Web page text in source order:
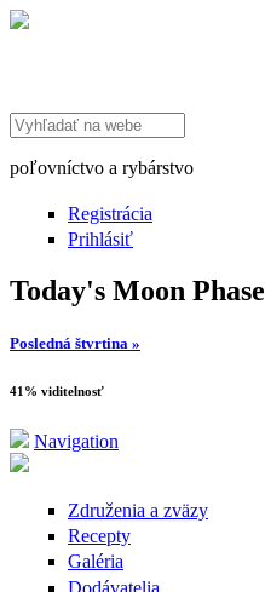
Search this site
poľovníctvo a rybárstvo
Registrácia
Prihlásiť
Today's Moon Phase
Posledná štvrtina »
41% viditelnosť
Navigation
Združenia a zväzy
Recepty
Galéria
Dodávatelia